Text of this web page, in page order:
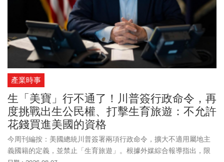
產業時事
生「美寶」行不通了！川普簽行政命令，再
度挑戰出生公民權、打擊生育旅遊：不允許
花錢買進美國的資格
今周刊編按：美國總統川普簽署兩項行政命令，擴大不適用屬地主
義國籍的定義，並禁止「生育旅遊」。根據外媒綜合報導指出，限